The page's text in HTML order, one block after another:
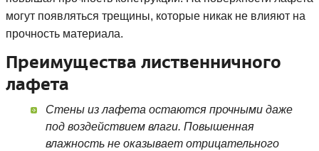
могут появляться трещины, которые никак не влияют на
прочность материала.
Преимущества лиственничного
лафета
Стены из лафета остаются прочными даже
под воздействием влаги. Повышенная
влажность не оказывает отрицательного